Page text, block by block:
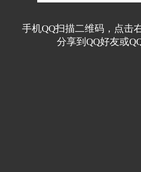
手机QQ扫描二维码，点击
分享到QQ好友或